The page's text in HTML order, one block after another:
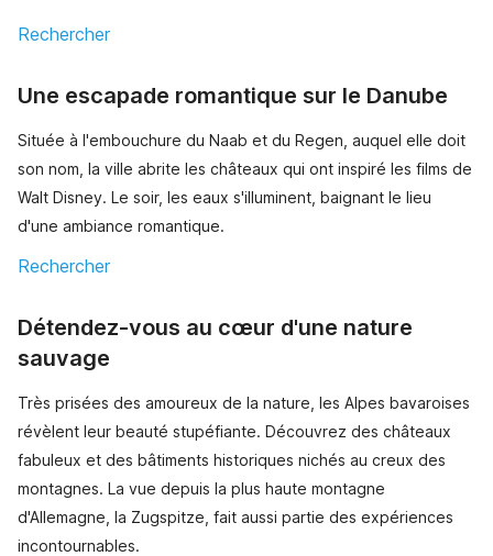
Rechercher
Une escapade romantique sur le Danube
Située à l'embouchure du Naab et du Regen, auquel elle doit
son nom, la ville abrite les châteaux qui ont inspiré les films de
Walt Disney. Le soir, les eaux s'illuminent, baignant le lieu
d'une ambiance romantique.
Rechercher
Détendez-vous au cœur d'une nature
sauvage
Très prisées des amoureux de la nature, les Alpes bavaroises
révèlent leur beauté stupéfiante. Découvrez des châteaux
fabuleux et des bâtiments historiques nichés au creux des
montagnes. La vue depuis la plus haute montagne
d'Allemagne, la Zugspitze, fait aussi partie des expériences
incontournables.